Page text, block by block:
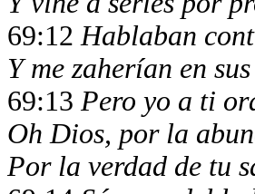
69:12Hablaban
Y me zaherían en
69:13 Pero yo a ti
Oh Dios, por la
Por la verdad de tu